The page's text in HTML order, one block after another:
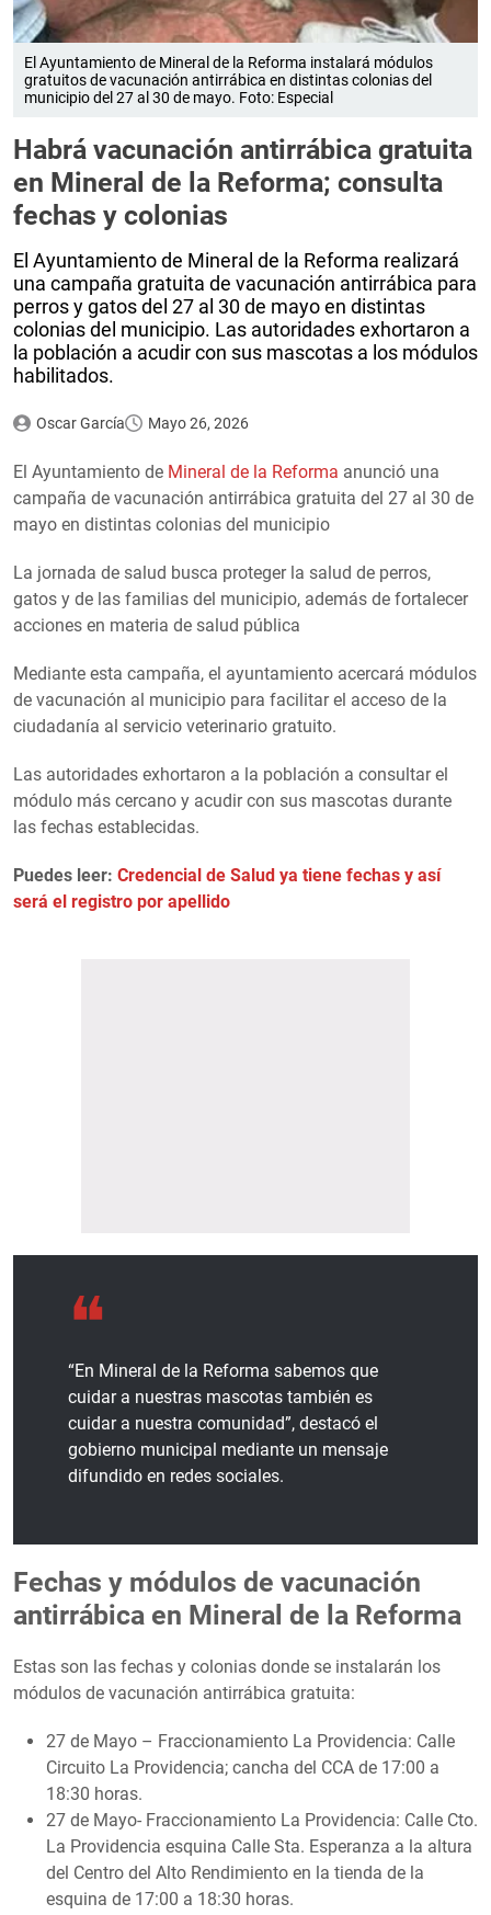
El Ayuntamiento de Mineral de la Reforma instalará módulos
gratuitos de vacunación antirrábica en distintas colonias del
municipio del 27 al 30 de mayo. Foto: Especial
Habrá vacunación antirrábica gratuita
en Mineral de la Reforma; consulta
fechas y colonias
El Ayuntamiento de Mineral de la Reforma realizará
una campaña gratuita de vacunación antirrábica para
perros y gatos del 27 al 30 de mayo en distintas
colonias del municipio. Las autoridades exhortaron a
la población a acudir con sus mascotas a los módulos
habilitados.
Oscar García Mayo 26, 2026
El Ayuntamiento de Mineral de la Reforma anunció una
campaña de vacunación antirrábica gratuita del 27 al 30 de
mayo en distintas colonias del municipio
La jornada de salud busca proteger la salud de perros,
gatos y de las familias del municipio, además de fortalecer
acciones en materia de salud pública
Mediante esta campaña, el ayuntamiento acercará módulos
de vacunación al municipio para facilitar el acceso de la
ciudadanía al servicio veterinario gratuito.
Las autoridades exhortaron a la población a consultar el
módulo más cercano y acudir con sus mascotas durante
las fechas establecidas.
Puedes leer: Credencial de Salud ya tiene fechas y así
será el registro por apellido
“En Mineral de la Reforma sabemos que
cuidar a nuestras mascotas también es
cuidar a nuestra comunidad”, destacó el
gobierno municipal mediante un mensaje
difundido en redes sociales.
Fechas y módulos de vacunación
antirrábica en Mineral de la Reforma
Estas son las fechas y colonias donde se instalarán los
módulos de vacunación antirrábica gratuita:
27 de Mayo – Fraccionamiento La Providencia: Calle
Circuito La Providencia; cancha del CCA de 17:00 a
18:30 horas.
27 de Mayo- Fraccionamiento La Providencia: Calle Cto.
La Providencia esquina Calle Sta. Esperanza a la altura
del Centro del Alto Rendimiento en la tienda de la
esquina de 17:00 a 18:30 horas.